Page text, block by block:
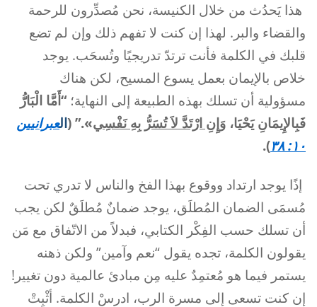
هذا يَحدُث من خلال الكنيسة، نحن مُصدِّرون للرحمة
والقضاء والبر. لهذا إن كنت لا تفهم ذلك وإن لم تضع
قلبك في الكلمة فأنت ترتدّ تدريجيًا وتُسحَب. يوجد
خلاص بالإيمان بعمل يسوع المسيح، لكن هناك
مسؤولية أن تسلك بهذه الطبيعة إلى النهاية؛ “أَمَّا الْبَارُّ
فَبِالإِيمَانِ يَحْيَا، وَإِنِ ارْتَدَّ لاَ تُسَرُّ بِهِ نَفْسِي».” (العبرانيين
١٠: ٣٨
).
إذًا يوجد ارتداد ووقوع بهذا الفخ والناس لا تدري تحت
مُسمَى الضمان المُطلَق، يوجد ضمانٌ مُطلَقٌ لكن يجب
أن تسلك حسب الفِكْر الكتابي، فبدلاً من الاتّفاق مع مَن
يقولون الكلمة، تجده يقول “نعم وآمين” ولكن ذهنه
يستمر فيما هو مُعتمِدٌ عليه مِن مبادئ عالمية دون تغيير!
إن كنت تسعى إلى مسرة الرب، ادرسْ الكلمة. أثْبِتْ